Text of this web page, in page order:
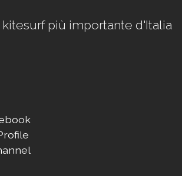
più importante d'Italia